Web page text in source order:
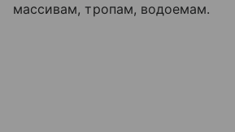
массивам, тропам, водоемам.